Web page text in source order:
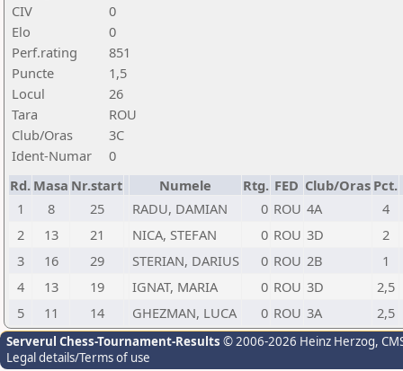
CIV
0
Elo
0
Perf.rating
851
Puncte
1,5
Locul
26
Tara
ROU
Club/Oras
3C
Ident-Numar
0
Rd. Masa Nr.start Numele Rtg. FED Club/Oras Pct.
1
8 25 RADU, DAMIAN 0 ROU 4A
4
2
13 21 NICA, STEFAN 0 ROU 3D
2
3
16 29 STERIAN, DARIUS 0 ROU 2B
1
4
13 19 IGNAT, MARIA 0 ROU 3D
2,5
5
11 14 GHEZMAN, LUCA 0 ROU 3A 2,5
Serverul Chess-Tournament-Results © 2006-2026 Heinz Herzog,
Legal details/Terms of use